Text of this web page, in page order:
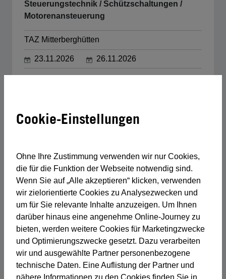
Steuerungstechnik / Schützschaltungen /
Motorenansteuerung
TAZ Mitterberghütten
23.11.2026 26.11.2026
Kursdetails
Elektrotechnik - Basismodul
TAZ Mitterberghütten
18.01.2027 21.01.2027
EUR 1.025,00
exkl. 20% Ust.
Cookie-Einstellungen
Ohne Ihre Zustimmung verwenden wir nur Cookies,
die für die Funktion der Webseite notwendig sind.
Wenn Sie auf „Alle akzeptieren“ klicken, verwenden
wir zielorientierte Cookies zu Analysezwecken und
um für Sie relevante Inhalte anzuzeigen. Um Ihnen
darüber hinaus eine angenehme Online-Journey zu
bieten, werden weitere Cookies für Marketingzwecke
und Optimierungszwecke gesetzt. Dazu verarbeiten
wir und ausgewählte Partner personenbezogene
technische Daten. Eine Auflistung der Partner und
nähere Informationen zu den Cookies finden Sie in